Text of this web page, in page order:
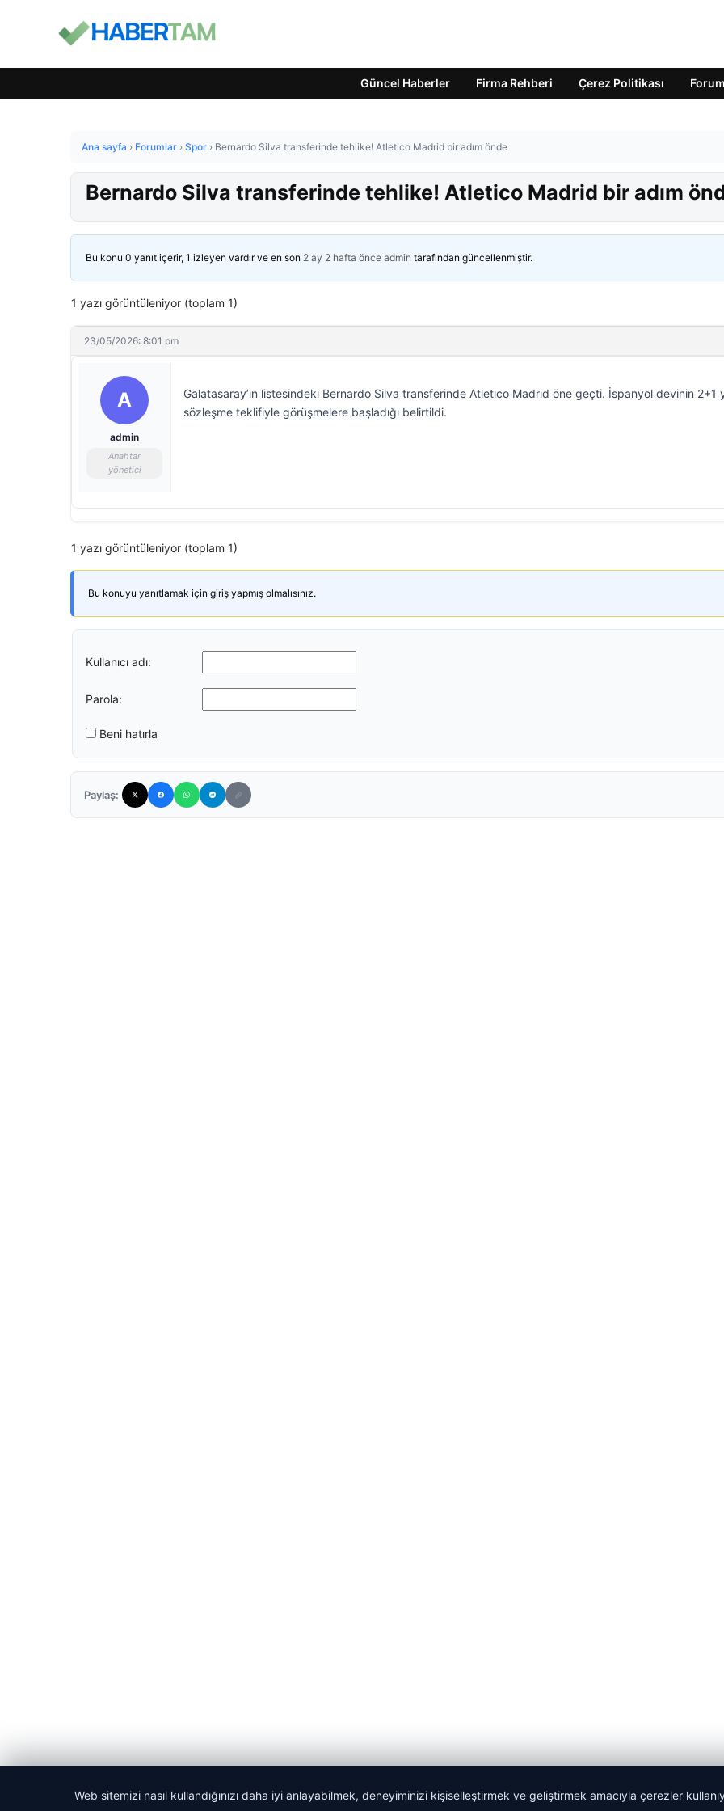
Güncel Haberler Firma Rehberi Çerez Politikası Forum
Ana sayfa › Forumlar › Spor › Bernardo Silva transferinde tehlike! Atletico Madrid bir adım önde
Bernardo Silva transferinde tehlike! Atletico Madrid bir adım
Bu konu 0 yanıt içerir, 1 izleyen vardır ve en son 2 ay 2 hafta önce admin tarafından güncellenmiştir.
1 yazı görüntüleniyor (toplam 1)
23/05/2026: 8:01 pm
A
admin
Anahtar
yönetici
Galatasaray’ın listesindeki Bernardo Silva transferinde Atletico Madrid öne geçti. İspanyol devinin 2+1
sözleşme teklifiyle görüşmelere başladığı belirtildi.
1 yazı görüntüleniyor (toplam 1)
Bu konuyu yanıtlamak için giriş yapmış olmalısınız.
Kullanıcı adı:
Parola:
Beni hatırla
Paylaş:
Web sitemizi nasıl kullandığınızı daha iyi anlayabilmek, deneyiminizi kişiselleştirmek ve geliştirmek amacıyla çerezler